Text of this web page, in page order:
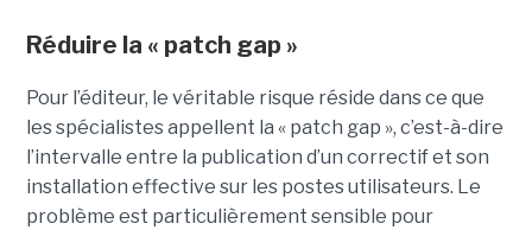
Réduire la « patch gap »
Pour l’éditeur, le véritable risque réside dans ce que
les spécialistes appellent la « patch gap », c’est-à-dire
l’intervalle entre la publication d’un correctif et son
installation effective sur les postes utilisateurs. Le
problème est particulièrement sensible pour